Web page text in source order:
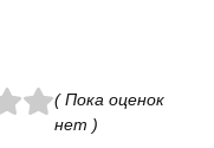
( Пока оценок
нет )